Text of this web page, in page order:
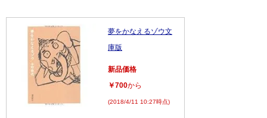
夢をかなえるゾウ文
庫版
新品価格
￥700から
(2018/4/11 10:27時点)